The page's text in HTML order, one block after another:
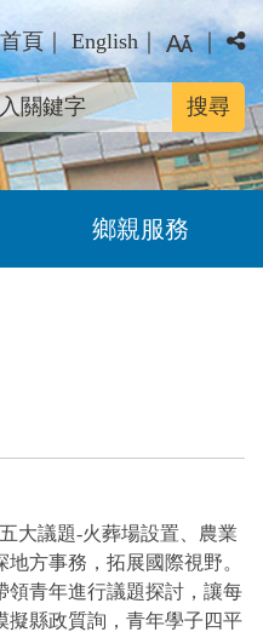
頁｜English ｜ ｜
鄉親服務
大議題-火葬場設置、農業
方事務，拓展國際視野。
領青年進行議題探討，讓每
擬縣政質詢，青年學子四平